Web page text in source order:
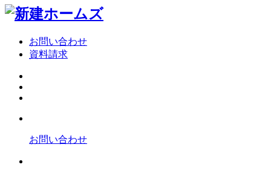
お問い合わせ
資料請求
お問い合わせ